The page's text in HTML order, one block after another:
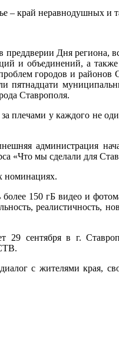
– край неравнодушных и
Дня
и объединений, а
городов и
пятнадцати
Ставрополя.
плечами у каждого
администрация
«Что мы сделали для
номинациях.
150 гБ видео и
реалистичность,
29 сентября в г.
с жителями края,